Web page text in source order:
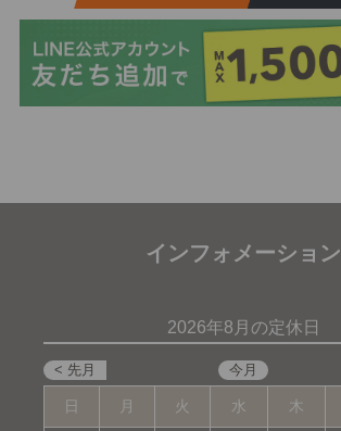
インフォメーション
2026年8月の定休日
日 月 火 水 木